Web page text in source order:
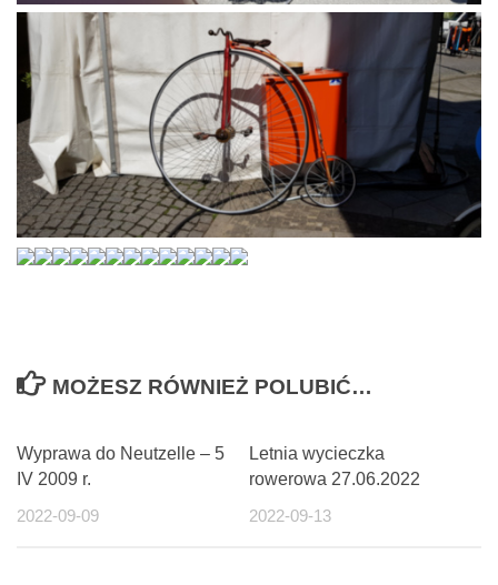
MOŻESZ RÓWNIEŻ POLUBIĆ…
Wyprawa do Neutzelle – 5
IV 2009 r.
2022-09-09
Letnia wycieczka
rowerowa 27.06.2022
2022-09-13